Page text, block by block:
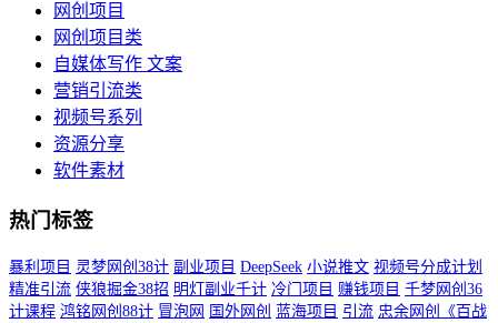
网创项目
网创项目类
自媒体写作 文案
营销引流类
视频号系列
资源分享
软件素材
热门标签
暴利项目 灵梦网创38计 副业项目 DeepSeek 小说推文 视频号分成计划
精准引流 侠狼掘金38招 明灯副业千计 冷门项目 赚钱项目 千梦网创36
计课程 鸿铭网创88计 冒泡网 国外网创 蓝海项目 引流 忠余网创《百战